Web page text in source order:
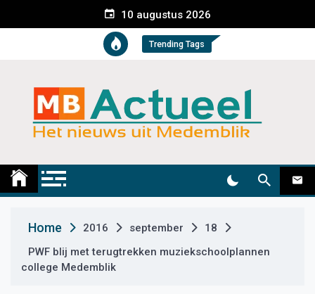
e
t
10 augustus 2026
Trending Tags
Medemblik Actueel
Home 2016 september
18
PWF blij met terugtrekken muziekschoolplannen
college Medemblik